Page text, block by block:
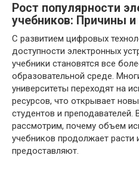
Рост популярности
учебников: Причины
С развитием цифровых
доступности электронных
учебники становятся все
образовательной среде.
университеты переходят на
ресурсов, что открывает
студентов и преподавателей.
рассмотрим, почему объем
учебников продолжает расти
предоставляют.